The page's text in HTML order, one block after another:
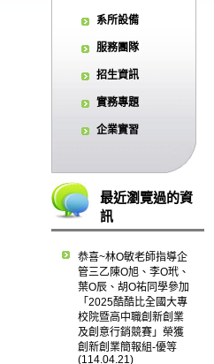
系所設備
服務團隊
招生資訊
實務專題
企業實習
最近瀏覽過的資
訊
恭喜~林O敏老師指導企
管三乙陳O旭、李O玳、
葉O辰、胡O祐同學參加
「2025酷酷比全國大專
校院暨高中職創新創業
及創意行銷競賽」榮獲
創新創業簡報組-優等
(114.04.21)